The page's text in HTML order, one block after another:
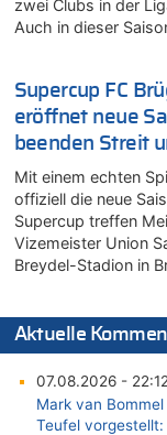
zwei Clubs in der
Auch in dieser
Supercup FC
eröffnet neue
beenden Streit
Mit einem echten
offiziell die neue
Supercup treffen
Vizemeister Union
Breydel-Stadion in
Aktuelle
07.08.2026 -
Mark van
Teufel vorgestellt: